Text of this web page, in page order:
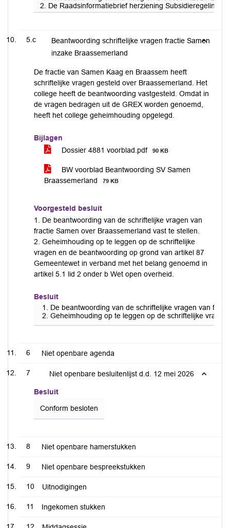
2. De Raadsinformatiebrief herziening Subsidieregeling
5.c
Beantwoording schriftelijke vragen fractie Samen
inzake Braassemerland
De fractie van Samen Kaag en Braassem heeft
schriftelijke vragen gesteld over Braassemerland. Het
college heeft de beantwoording vastgesteld. Omdat in
de vragen bedragen uit de GREX worden genoemd,
heeft het college geheimhouding opgelegd.
Bijlagen
Dossier 4881 voorblad.pdf
90 KB
BW voorblad Beantwoording SV Samen
Braassemerland
79 KB
Voorgesteld besluit
1. De beantwoording van de schriftelijke vragen van
fractie Samen over Braassemerland vast te stellen.
2. Geheimhouding op te leggen op de schriftelijke
vragen en de beantwoording op grond van artikel 87
Gemeentewet in verband met het belang genoemd in
artikel 5.1 lid 2 onder b Wet open overheid.
Besluit
De beantwoording van de schriftelijke vragen van
Geheimhouding op te leggen op de schriftelijke
6 Niet openbare agenda
7 Niet openbare besluitenlijst d.d. 12 mei 2026
Besluit
Conform besloten
8 Niet openbare hamerstukken
9 Niet openbare bespreekstukken
10 Uitnodigingen
11 Ingekomen stukken